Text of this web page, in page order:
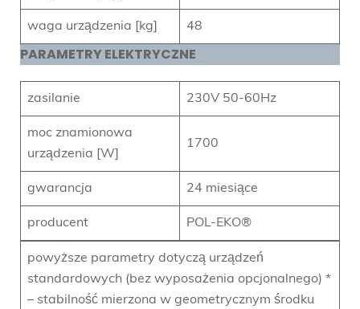
waga urządzenia [kg] 48
PARAMETRY ELEKTRYCZNE
zasilanie 230V 50-60Hz
moc znamionowa
urządzenia [W]
1700
gwarancja 24 miesiące
producent POL-EKO®
powyższe parametry dotyczą urządzeń
standardowych (bez wyposażenia opcjonalnego) *
– stabilność mierzona w geometrycznym środku